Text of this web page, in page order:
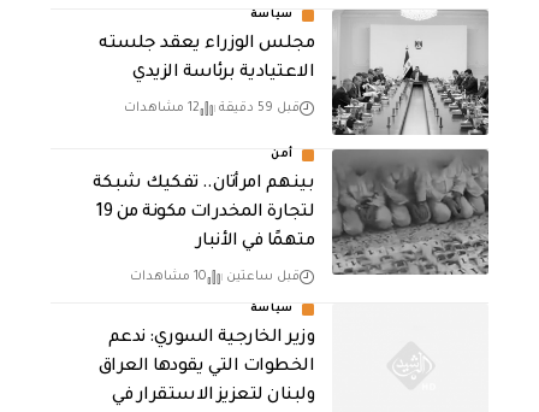
سياسة
مجلس الوزراء يعقد جلسته
الاعتيادية برئاسة الزيدي
قبل 59 دقيقة 12 مشاهدات
أمن
بينهم امرأتان.. تفكيك شبكة
لتجارة المخدرات مكونة من 19
متهمًا في الأنبار
قبل ساعتين 10 مشاهدات
سياسة
وزير الخارجية السوري: ندعم
الخطوات التي يقودها العراق
ولبنان لتعزيز الاستقرار في